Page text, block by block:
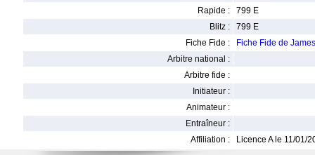
Rapide :
799 E
Blitz :
799 E
Fiche Fide :
Fiche Fide de
Arbitre national :
Arbitre fide :
Initiateur :
Animateur :
Entraîneur :
Affiliation :
Licence A le 11/01/